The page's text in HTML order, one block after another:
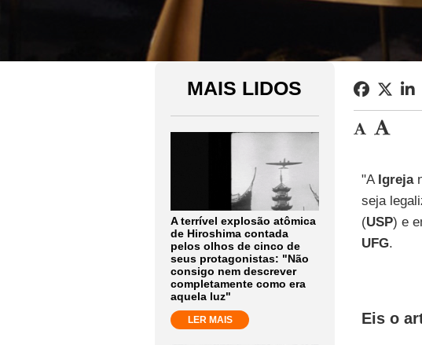
MAIS LIDOS
A terrível explosão atômica
de Hiroshima contada
pelos olhos de cinco de
seus protagonistas: "Não
consigo nem descrever
completamente como era
aquela luz"
LER MAIS
"A Igreja
seja
(USP) e
UFG.
Eis o